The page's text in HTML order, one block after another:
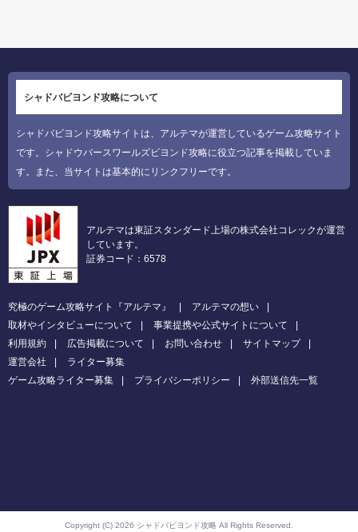
シャドバビヨンド攻略について
シャドバビヨンド攻略サイトは、アルテマが運営しているゲーム攻略サイト
です。シャドウバースワールズビヨンド攻略に役立つ記事を掲載していま
す。また、当サイトは基本的にリンクフリーです。
アルテマは東証スタンダード上場の株式会社コレックが運営
しています。
証券コード：6578
究極のゲーム攻略サイト『アルテマ』
アルテマの想い
取材やインタビューについて
事業提携や公式サイトについて
利用規約
広告掲載について お問い合わせ
サイトマップ
運営会社
ライター募集
ゲーム攻略ライター募集
プライバシーポリシー 外部送信先一覧
Copyright (C) 2026 シャドバビヨンド攻略 All Rights Reserved.